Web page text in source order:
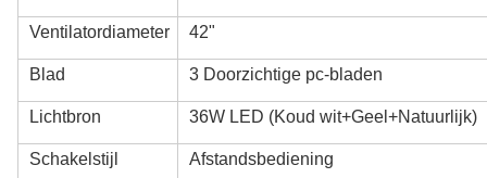
Ventilatordiameter 42"
Blad 3 Doorzichtige pc-bladen
Lichtbron 36W LED (Koud wit+Geel+Natuurlijk)
Schakelstijl Afstandsbediening